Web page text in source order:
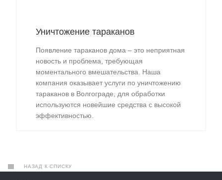
Уничтожение тараканов
Появление тараканов дома – это неприятная
новость и проблема, требующая
моментального вмешательства. Наша
компания оказывает услуги по уничтожению
тараканов в Волгограде, для обработки
используются новейшие средства с высокой
эффективностью.
НАЗАД К СПИСКУ